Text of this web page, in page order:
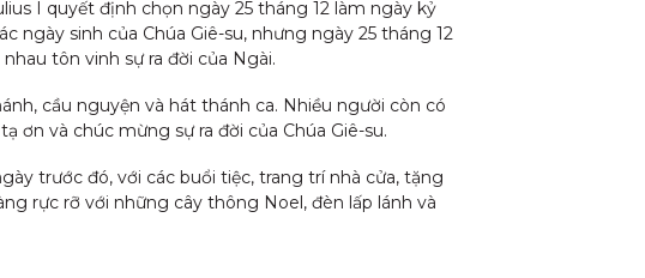
I quyết định chọn ngày 25 tháng 12 làm ngày kỷ
ngày sinh của Chúa Giê-su, nhưng ngày 25 tháng 12
tôn vinh sự ra đời của Ngài.
cầu nguyện và hát thánh ca. Nhiều người còn có
ơn và chúc mừng sự ra đời của Chúa Giê-su.
trước đó, với các buổi tiệc, trang trí nhà cửa, tặng
rực rỡ với những cây thông Noel, đèn lấp lánh và